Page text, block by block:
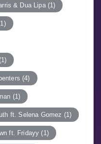
& Dua Lipa(1)
(1)
(4)
(1)
ft. Selena Gomez (1)
ft. Fridayy (1)